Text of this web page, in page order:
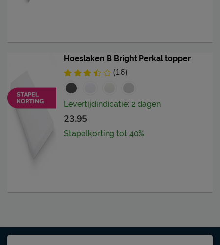
Hoeslaken B Bright Perkal topper
(16)
Levertijdindicatie: 2 dagen
23.95
Stapelkorting tot 40%